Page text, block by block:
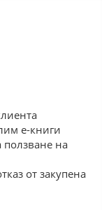
е-книги
ползване на
от закупена